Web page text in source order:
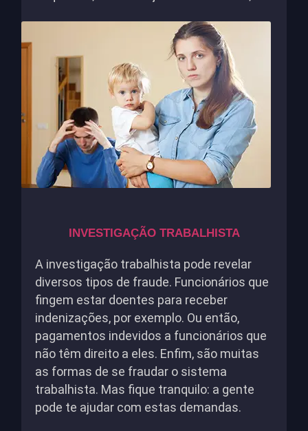
INVESTIGAÇÃO TRABALHISTA
A investigação trabalhista pode revelar
diversos tipos de fraude. Funcionários que
fingem estar doentes para receber
indenizações, por exemplo. Ou então,
pagamentos indevidos a funcionários que
não têm direito a eles. Enfim, são muitas
as formas de se fraudar o sistema
trabalhista. Mas fique tranquilo: a gente
pode te ajudar com estas demandas.